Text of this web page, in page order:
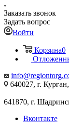
Заказать звонок
Задать вопрос
Войти
Корзина0
640027, г.
641870, г.
Вконтакте